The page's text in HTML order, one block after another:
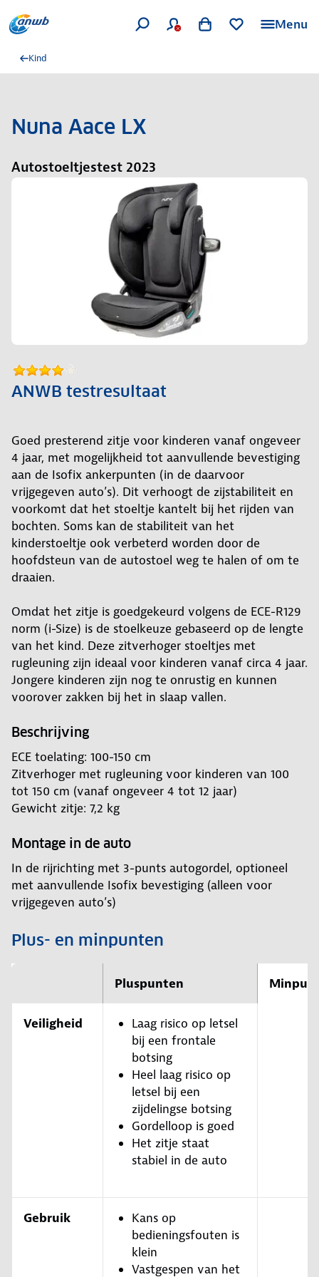
Menu
Kind
Nuna Aace LX
Autostoeltjestest 2023
ANWB testresultaat
Goed presterend zitje voor kinderen vanaf ongeveer
4 jaar, met mogelijkheid tot aanvullende bevestiging
aan de Isofix ankerpunten (in de daarvoor
vrijgegeven auto’s). Dit verhoogt de zijstabiliteit en
voorkomt dat het stoeltje kantelt bij het rijden van
bochten. Soms kan de stabiliteit van het
kinderstoeltje ook verbeterd worden door de
hoofdsteun van de autostoel weg te halen of om te
draaien.
Omdat het zitje is goedgekeurd volgens de ECE-R129
norm (i-Size) is de stoelkeuze gebaseerd op de lengte
van het kind. Deze zitverhoger stoeltjes met
rugleuning zijn ideaal voor kinderen vanaf circa 4 jaar.
Jongere kinderen zijn nog te onrustig en kunnen
voorover zakken bij het in slaap vallen.
Beschrijving
ECE toelating: 100-150 cm
Zitverhoger met rugleuning voor kinderen van 100
tot 150 cm (vanaf ongeveer 4 tot 12 jaar)
Gewicht zitje: 7,2 kg
Montage in de auto
In de rijrichting met 3-punts autogordel, optioneel
met aanvullende Isofix bevestiging (alleen voor
vrijgegeven auto’s)
Plus- en minpunten
Pluspunten
Veiligheid
Laag risico op letsel
bij een frontale
botsing
Heel laag risico op
letsel bij een
zijdelingse botsing
Gordelloop is goed
Het zitje staat
stabiel in de auto
Gebruik
Kans op
bedieningsfouten is
klein
Vastgespen van het